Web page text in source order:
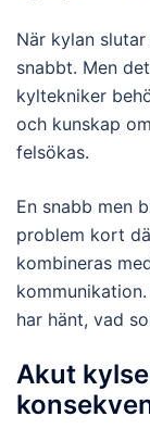
När kylan
snabbt. Men
kyltekniker
och kunskap
felsökas.
En snabb men
problem kort
kombineras
har hänt, vad
Akut